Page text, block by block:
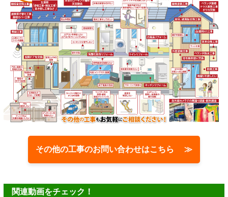
その他の工事のお問い合わせはこちら ≫
関連動画をチェック！